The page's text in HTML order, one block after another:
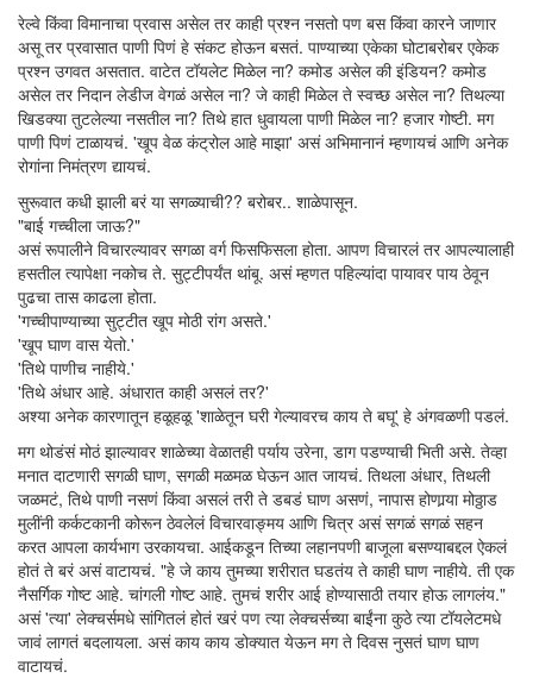
रेल्वे किंवा विमानाचा प्रवास असेल तर काही प्रश्न नसतो पण बस किंवा कारने जाणार
असू तर प्रवासात पाणी पिणं हे संकट होऊन बसतं. पाण्याच्या एकेका घोटाबरोबर एकेक
प्रश्न उगवत असतात. वाटेत टॉयलेट मिळेल ना? कमोड असेल की इंडियन? कमोड
असेल तर निदान लेडीज वेगळं असेल ना? जे काही मिळेल ते स्वच्छ असेल ना? तिथल्या
खिडक्या तुटलेल्या नसतील ना? तिथे हात धुवायला पाणी मिळेल ना? हजार गोष्टी. मग
पाणी पिणं टाळायचं. 'खूप वेळ कंट्रोल आहे माझा' असं अभिमानानं म्हणायचं आणि अनेक
रोगांना निमंत्रण द्यायचं.
सुरूवात कधी झाली बरं या सगळ्याची?? बरोबर.. शाळेपासून.
"बाई गच्चीला जाऊ?"
असं रूपालीने विचारल्यावर सगळा वर्ग फिसफिसला होता. आपण विचारलं तर आपल्यालाही
हसतील त्यापेक्षा नकोच ते. सुट्टीपर्यंत थांबू. असं म्हणत पहिल्यांदा पायावर पाय ठेवून
पुढचा तास काढला होता.
'गच्चीपाण्याच्या सुट्टीत खूप मोठी रांग असते.'
'खूप घाण वास येतो.'
'तिथे पाणीच नाहीये.'
'तिथे अंधार आहे. अंधारात काही असलं तर?'
अश्या अनेक कारणातून हळूहळू 'शाळेतून घरी गेल्यावरच काय ते बघू' हे अंगवळणी पडलं.
मग थोडंसं मोठं झाल्यावर शाळेच्या वेळातही पर्याय उरेना, डाग पडण्याची भिती असे. तेव्हा
मनात दाटणारी सगळी घाण, सगळी मळमळ घेऊन आत जायचं. तिथला अंधार, तिथली
जळमटं, तिथे पाणी नसणं किंवा असलं तरी ते डबडं घाण असणं, नापास होणार्‍या मोठ्ठाड
मुलींनी कर्कटकानी कोरून ठेवलेलं विचारवाङ्मय आणि चित्र असं सगळं सगळं सहन
करत आपला कार्यभाग उरकायचा. आईकडून तिच्या लहानपणी बाजूला बसण्याबद्दल ऐकलं
होतं ते बरं असं वाटायचं. "हे जे काय तुमच्या शरीरात घडतंय ते काही घाण नाहीये. ती एक
नैसर्गिक गोष्ट आहे. चांगली गोष्ट आहे. तुमचं शरीर आई होण्यासाठी तयार होऊ लागलंय."
असं 'त्या' लेक्चर्समधे सांगितलं होतं खरं पण त्या लेक्चर्सच्या बाईंना कुठे त्या टॉयलेटमधे
जावं लागतं बदलायला. असं काय काय डोक्यात येऊन मग ते दिवस नुसतं घाण घाण
वाटायचं.